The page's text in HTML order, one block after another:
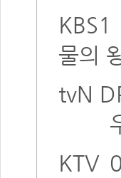
KBS1
물의
tvN
KTV